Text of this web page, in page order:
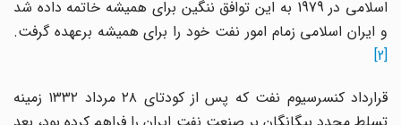
اسلامی در 1979 به این توافق ننگین برای همیشه خاتمه داده شد
و ایران اسلامی زمام امور نفت خود را برای همیشه برعهده گرفت.
قرارداد کنسرسیوم نفت که پس از کودتای ۲۸ مرداد ۱۳۳۲ زمینه